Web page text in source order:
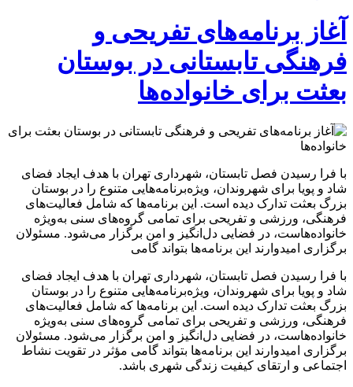
آغاز برنامه‌های تفریحی و
فرهنگی تابستانی در بوستان
بعثت برای خانواده‌ها
با فرا رسیدن فصل تابستان، شهرداری تهران با هدف ایجاد فضای
شاد و پویا برای شهروندان، ویژه‌برنامه‌هایی متنوع را در بوستان
بزرگ بعثت تدارک دیده است. این برنامه‌ها که شامل فعالیت‌های
فرهنگی، ورزشی و تفریحی برای تمامی گروه‌های سنی به‌ویژه
خانواده‌هاست، در فضایی دل‌انگیز و امن برگزار می‌شود. مسئولان
برگزاری امیدوارند این برنامه‌ها بتواند گامی
با فرا رسیدن فصل تابستان، شهرداری تهران با هدف ایجاد فضای
شاد و پویا برای شهروندان، ویژه‌برنامه‌هایی متنوع را در بوستان
بزرگ بعثت تدارک دیده است. این برنامه‌ها که شامل فعالیت‌های
فرهنگی، ورزشی و تفریحی برای تمامی گروه‌های سنی به‌ویژه
خانواده‌هاست، در فضایی دل‌انگیز و امن برگزار می‌شود. مسئولان
برگزاری امیدوارند این برنامه‌ها بتواند گامی مؤثر در تقویت نشاط
اجتماعی و ارتقای کیفیت زندگی شهری باشد.